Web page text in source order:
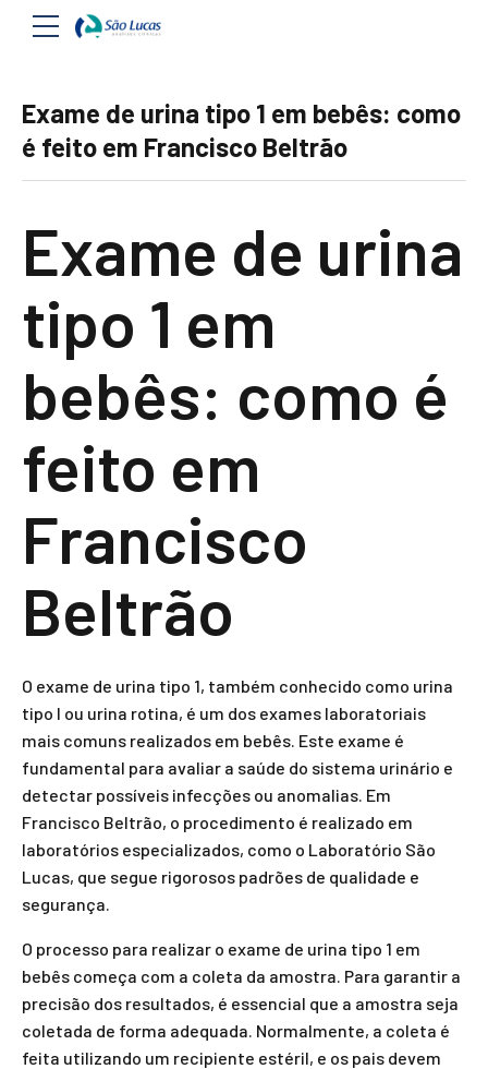
Exame de urina tipo 1 em bebês: como
é feito em Francisco Beltrão
Exame de urina
tipo 1 em
bebês: como é
feito em
Francisco
Beltrão
O exame de urina tipo 1, também conhecido como urina
tipo I ou urina rotina, é um dos exames laboratoriais
mais comuns realizados em bebês. Este exame é
fundamental para avaliar a saúde do sistema urinário e
detectar possíveis infecções ou anomalias. Em
Francisco Beltrão, o procedimento é realizado em
laboratórios especializados, como o Laboratório São
Lucas, que segue rigorosos padrões de qualidade e
segurança.
O processo para realizar o exame de urina tipo 1 em
bebês começa com a coleta da amostra. Para garantir a
precisão dos resultados, é essencial que a amostra seja
coletada de forma adequada. Normalmente, a coleta é
feita utilizando um recipiente estéril, e os pais devem